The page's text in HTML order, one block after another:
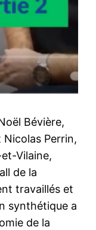
Bévière,
Nicolas Perrin,
Vilaine,
de la
travaillés et
synthétique a
de la